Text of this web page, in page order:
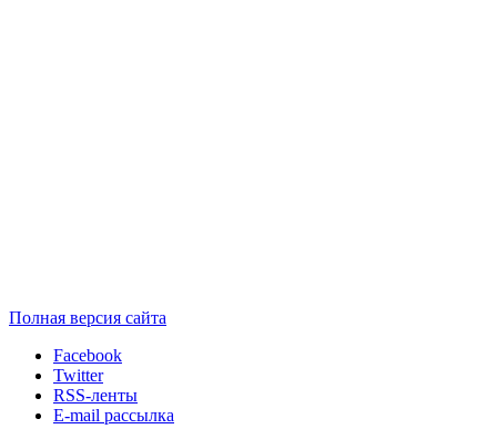
Полная версия сайта
Facebook
Twitter
RSS-ленты
E-mail рассылка